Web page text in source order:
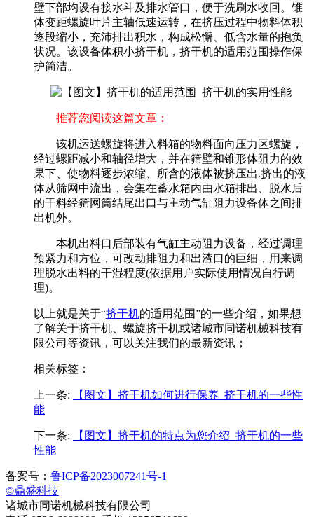
壁下部均设有接水斗及排水管口，便于洗刷水收回。锥
体变距螺旋叶片主轴低速运转，在挤压过程中物料体积
逐段缩小，充沛排出积水，构成松懈、低含水量的抱负
状况。该设备体积小挤干机，挤干机的适用范围操作保
护简洁。
推荐您阅读这篇文章：
该机运送螺旋将进入料箱的物料面向压力区螺旋，
经过螺距减小和轴径增大，并在筛壁和锥形体阻力的效
果下、使物料逐步浓缩、所含的液体被挤压出.挤出的液
体从筛网中流出，会集在蓄水箱内由水箱排出、脱水后
的干料经筛网筒结尾出口与主动气缸阻力设备体之间排
出机外。
本机出料口后部装有气缸主动阻力设备，经过调理
预紧力和方位，可改动排阻力和出渣口的巨细，用来调
理脱水出料的干湿程度(依据用户实际使用情况自行调
理)。
以上就是关于“挤干机的适用范围”的一些介绍，如果想
了解关于挤干机、螺旋挤干机或诸城市同诺机械科技有
限公司等资讯，可以关注我们的最新资讯；
相关标签：
上一条:
【图文】挤干机如何进行保养_挤干机的一些性
能
下一条:
【图文】挤干机的特点为您介绍_挤干机的一些
性能
备案号： 鲁ICP备2023007241号-1
©鼎盛科技
诸城市同诺机械科技有限公司